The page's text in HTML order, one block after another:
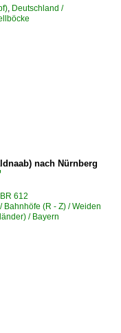
, Deutschland /
nach Nürnberg
BR 612
Bahnhöfe (R - Z) / Weiden
/ Bayern